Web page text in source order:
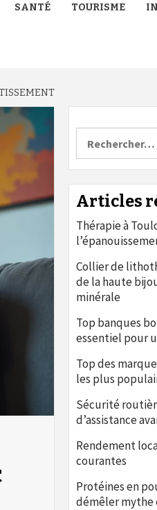
SANTÉ TOURISME
Articles
Thérapie à
Collier de
de la haute
minérale
Top banques
essentiel pour
Top des
les plus
Sécurité
d’assistance
Rendement
courantes
Protéines en
démêler